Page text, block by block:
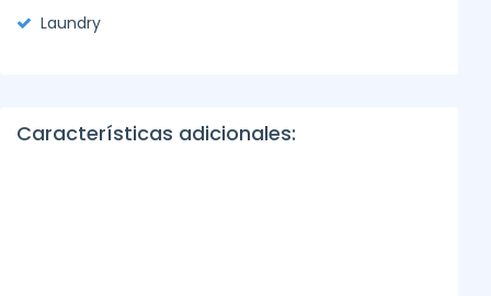
Laundry
Características adicionales: